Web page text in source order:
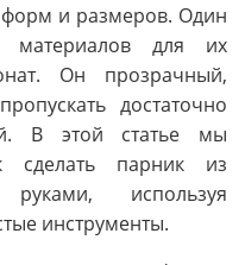
и размеров. Один
материалов для их
Он прозрачный,
достаточно
В этой статье мы
сделать парник из
используя
инструменты.